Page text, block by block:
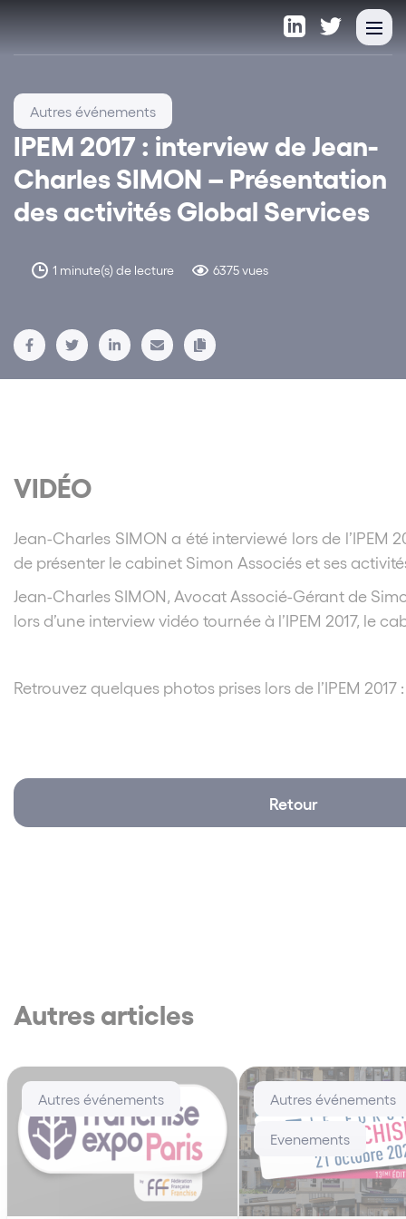
IPEM 2017 : interview de Jean-
Charles SIMON – Présentation
des activités Global Services
1 minute(s) de lecture 6375 vues
Autres événements
VIDÉO
Jean-Charles SIMON a été interviewé lors de l’IPEM
de présenter le cabinet Simon Associés et ses
Jean-Charles SIMON, Avocat Associé-Gérant de
lors d’une interview vidéo tournée à l’IPEM 2017, le
Retrouvez quelques photos prises lors de l’IPEM 2017 :
Retour
Autres articles
Autres événements Autres événements
Evenements